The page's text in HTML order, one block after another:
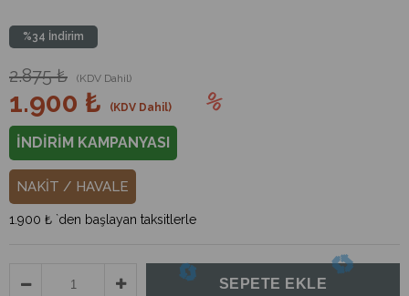
%34 İndirim
2.875 ₺ (KDV Dahil)
1.900 ₺ (KDV Dahil)
İNDİRİM KAMPANYASI
NAKİT / HAVALE
1.900 ₺ `den başlayan taksitlerle